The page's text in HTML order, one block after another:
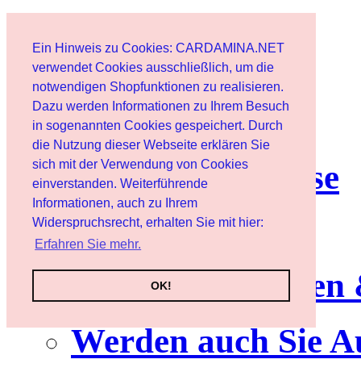
Ein Hinweis zu Cookies: CARDAMINA.NET
verwendet Cookies ausschließlich, um die
notwendigen Shopfunktionen zu realisieren.
Dazu werden Informationen zu Ihrem Besuch
in sogenannten Cookies gespeichert. Durch
die Nutzung dieser Webseite erklären Sie
sich mit der Verwendung von Cookies
einverstanden. Weiterführende
Informationen, auch zu Ihrem
Widerspruchsrecht, erhalten Sie mit hier:
Erfahren Sie mehr.
OK!
Benutzer
Newsletter
Nutzungshinweise
Service
Werden auch Sie